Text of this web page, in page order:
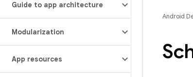
Guide to app architecture
Modularization
App resources
Android